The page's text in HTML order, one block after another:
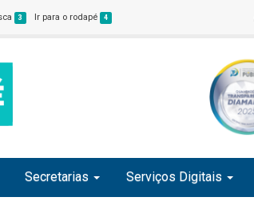
3 Ir para o rodapé 4
Secretarias Serviços Digitais